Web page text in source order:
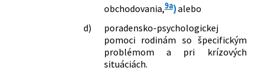
obchodovania,9a)alebo
d)
poradensko-psychologickej
pomoci rodinám so špecifickým
problémom a pri krízových
situáciách.